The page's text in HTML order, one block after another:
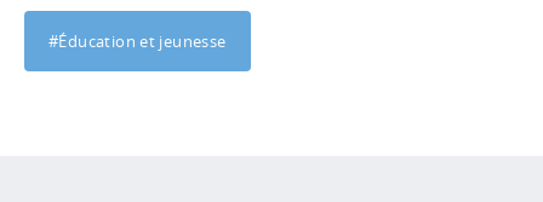
#Éducation et jeunesse